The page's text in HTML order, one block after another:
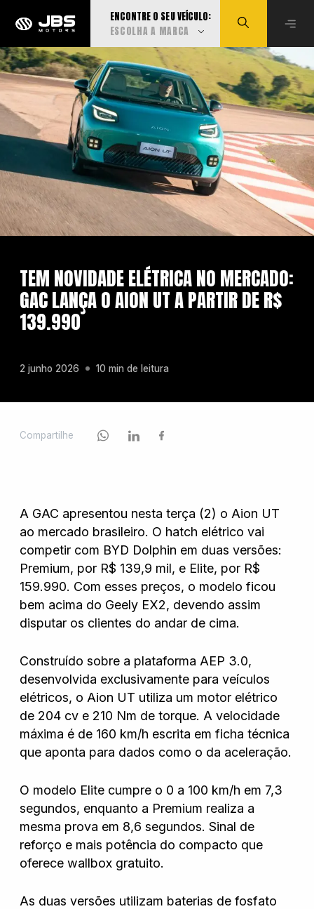
ENCONTRE O SEU VEÍCULO:
ESCOLHA A MARCA
Visualizar todas
Audi
BMW
Can-Am
Caoa Changan
Chevrolet
GWM
Honda
Jeep
Jetour
Mercedes
TEM NOVIDADE ELÉTRICA NO MERCADO:
GAC LANÇA O AION UT A PARTIR DE R$
139.990
2 junho 2026 10 min de leitura
Compartilhe
A GAC apresentou nesta terça (2) o Aion UT
ao mercado brasileiro. O hatch elétrico vai
competir com BYD Dolphin em duas versões:
Premium, por R$ 139,9 mil, e Elite, por R$
159.990. Com esses preços, o modelo ficou
bem acima do Geely EX2, devendo assim
disputar os clientes do andar de cima.
Construído sobre a plataforma AEP 3.0,
desenvolvida exclusivamente para veículos
elétricos, o Aion UT utiliza um motor elétrico
de 204 cv e 210 Nm de torque. A velocidade
máxima é de 160 km/h escrita em ficha técnica
que aponta para dados como o da aceleração.
O modelo Elite cumpre o 0 a 100 km/h em 7,3
segundos, enquanto a Premium realiza a
mesma prova em 8,6 segundos. Sinal de
reforço e mais potência do compacto que
oferece wallbox gratuito.
As duas versões utilizam baterias de fosfato